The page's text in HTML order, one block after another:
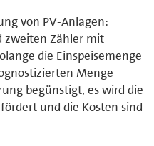
von PV-Anlagen:
zweiten Zähler mit
die Einspeisemenge
Menge
begünstigt, es wird die
und die Kosten sind